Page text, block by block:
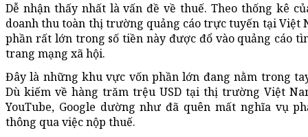
Dễ nhận thấy nhất là vấn đề về thuế. Theo thống kê
doanh thu toàn thị trường quảng cáo trực tuyến tại Việt
phần rất lớn trong số tiền này được đổ vào quảng cáo
trang mạng xã hội.
Đây là những khu vực vốn phần lớn đang nằm trong
Dù kiếm về hàng trăm trệu USD tại thị trường Việt
YouTube, Google dường như đã quên mất nghĩa vụ
thông qua việc nộp thuế.